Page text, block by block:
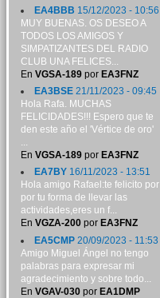
EA4BBB 15/12/2023 - 10:56
MUY BUENAS. OS DESEO A
TODOS LOS AMIGOS Y
SIMPATIZANTES DEL RADIO
CLUB UNA FELICES...
En VGSA-189por EA3FNZ
EA3BSE21/11/2023 - 09:45
Hola Rafa. MUCHAS
FELICIDADES!!! Espero que te
den este año el 'Vértice de oro'
...
En VGSA-189por EA3FNZ
EA7BY16/11/2023 - 13:51
Hola amigo Rafael:te felicito por
por tu forma de llevar las
actividades,eres un f...
En VGZA-200por EA3FNZ
EA5CMP20/09/2023 - 11:53
Amigo Miguel Ángel no tengo
palabras para expresar mi
agradecimiento y sobre todo...
En VGAV-030por EA1DMP